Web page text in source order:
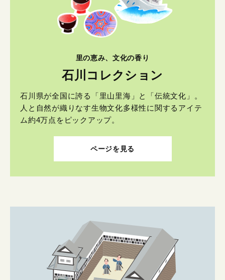
里の恵み、文化の香り
石川コレクション
石川県が全国に誇る「里山里海」と「伝統文化」。
人と自然が織りなす生物文化多様性に関するアイテ
ム約4万点をピックアップ。
ページを見る